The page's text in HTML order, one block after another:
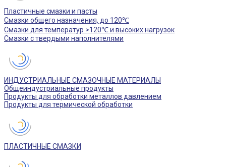
Пластичные смазки и пасты
Смазки общего назначения, до 120℃
Смазки для температур >120℃ и высоких нагрузок
Смазки с твердыми наполнителями
ИНДУСТРИАЛЬНЫЕ СМАЗОЧНЫЕ МАТЕРИАЛЫ
Общеиндустриальные продукты
Продукты для обработки металлов давлением
Продукты для термической обработки
ПЛАСТИЧНЫЕ СМАЗКИ